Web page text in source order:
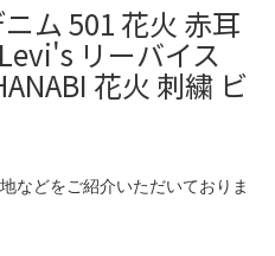
ム 501 花火 赤耳
リーバイス
花火 刺繍 ビ
などをご紹介いただいておりま